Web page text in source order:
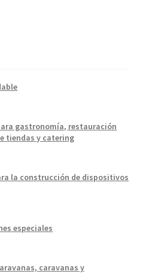
gastronomía, restauración
tiendas y catering
la construcción de dispositivos
especiales
caravanas y